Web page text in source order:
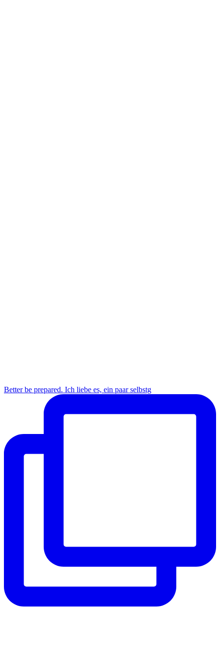
Better be prepared. Ich liebe es, ein paar selbstg